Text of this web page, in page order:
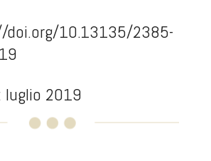
10.13135/2385-
luglio 2019